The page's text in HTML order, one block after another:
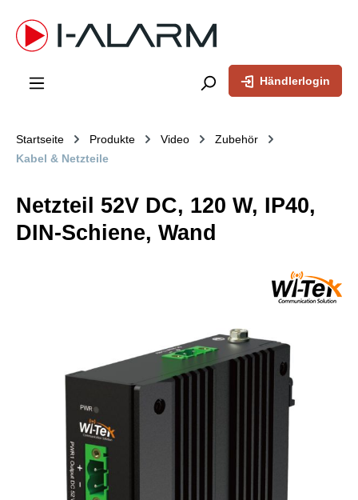
springen
Händlerlogin
Startseite Produkte Video
Zubehör
Kabel & Netzteile
Netzteil 52V DC, 120 W, IP40,
DIN-Schiene, Wand